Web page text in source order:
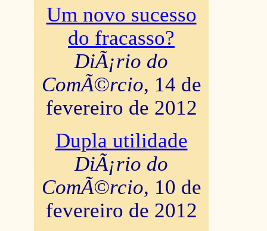
Um novo sucesso
do fracasso?
DiÃ¡rio do
ComÃ©rcio, 14 de
fevereiro de 2012
Dupla utilidade
DiÃ¡rio do
ComÃ©rcio, 10 de
fevereiro de 2012